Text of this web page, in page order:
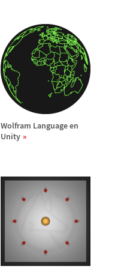
Wolfram Language en
Unity